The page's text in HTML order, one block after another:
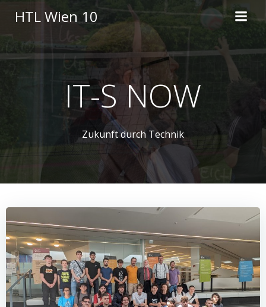
to
content
HTL Wien 10
IT-S NOW
Zukunft durch Technik